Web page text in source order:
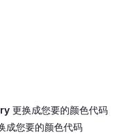
更换成您要的颜色代码
成您要的颜色代码